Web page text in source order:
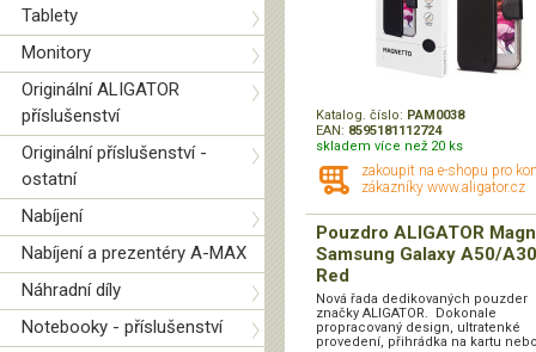
Tablety
Monitory
Originální ALIGATOR
příslušenství
Originální příslušenství -
ostatní
Nabíjení
Nabíjení a prezentéry A-MAX
Náhradní díly
Notebooky - příslušenství
Katalog. číslo: PAM0038
EAN: 8595181112724
skladem více než 20 ks
zakoupit na e-shopu pro
zákazníky www.aligator.cz
Pouzdro ALIGATOR
Samsung Galaxy A50/
Red
Nová řada dedikovaných pouzder
značky ALIGATOR. Dokonale
propracovaný design, ultratenké
provedení, přihrádka na kartu